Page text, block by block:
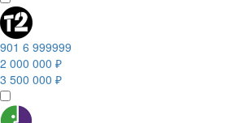
901 6 999999
2 000 000 ₽
3 500 000 ₽